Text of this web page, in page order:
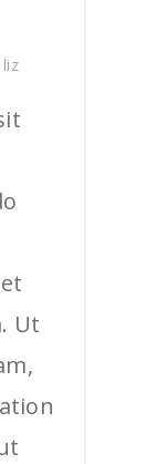
liz
Ut